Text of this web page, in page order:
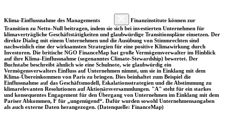
Klima-Einflussnahme des Managements
Finanzinstitute können zur
Transition zu Netto-Null beitragen, indem sie sich bei investierten Unternehmen für
klimaverträgliche Geschäftstätigkeiten und glaubwürdige Transitionspläne einsetzen. Der
direkte Dialog mit einem Unternehmen und die Ausübung von Stimmrechten sind
nachweislich eine der wirksamsten Strategien für eine positive Klimawirkung durch
Investoren. Die britische NGO FinanceMap hat große Vermögensverwalter im Hinblick
auf ihre Klima-Einflussnahme (sogenanntes Climate-Stewardship) bewertet. Der
Buchstabe beschreibt ähnlich wie eine Schulnote, wie glaubwürdig ein
Vermögensverwalters Einfluss auf Unternehmen nimmt, um sie in Einklang mit dem
Klima-Übereinkommen von Paris zu bringen. Dies beinhaltet zum Beispiel die
Einflussnahme auf das Geschäftsmodell, Eskalationsstrategien und die Abstimmung zu
klimarelevanten Resolutionen auf Aktionärsversammlungen. "A" steht für ein starkes
und konsequentes Engagement für den Übergang von Unternehmen im Einklang mit dem
Pariser Abkommen, F für „ungenügend“. Dafür wurden sowohl Unternehmensangaben
als auch externe Daten herangezogen. (Datenquelle: FinanceMap)